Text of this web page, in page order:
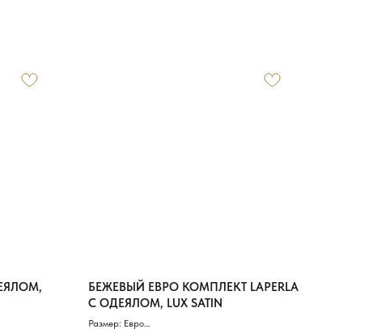
БЕЖЕВЫЙ ЕВРО КОМПЛЕКТ LAPERLA
С ОДЕЯЛОМ, LUX SATIN
Размер: Евро